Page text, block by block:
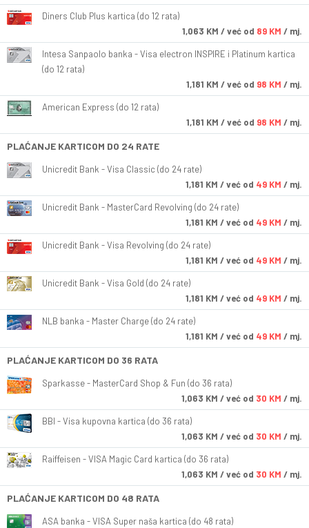
Diners Club Plus kartica (do 12 rata)
1,063 KM / već od 89 KM / mj.
Intesa Sanpaolo banka - Visa electron INSPIRE i Platinum kartica
(do 12 rata)
1,181 KM / već od 98 KM / mj.
American Express (do 12 rata)
1,181 KM / već od 98 KM / mj.
PLAĆANJE KARTICOM DO 24 RATE
Unicredit Bank - Visa Classic (do 24 rate)
1,181 KM / već od 49 KM / mj.
Unicredit Bank - MasterCard Revolving (do 24 rate)
1,181 KM / već od 49 KM / mj.
Unicredit Bank - Visa Revolving (do 24 rate)
1,181 KM / već od 49 KM / mj.
Unicredit Bank - Visa Gold (do 24 rate)
1,181 KM / već od 49 KM / mj.
NLB banka - Master Charge (do 24 rate)
1,181 KM / već od 49 KM / mj.
PLAĆANJE KARTICOM DO 36 RATA
Sparkasse - MasterCard Shop & Fun (do 36 rata)
1,063 KM / već od 30 KM / mj.
BBI - Visa kupovna kartica (do 36 rata)
1,063 KM / već od 30 KM / mj.
Raiffeisen - VISA Magic Card kartica (do 36 rata)
1,063 KM / već od 30 KM / mj.
PLAĆANJE KARTICOM DO 48 RATA
ASA banka - VISA Super naša kartica (do 48 rata)